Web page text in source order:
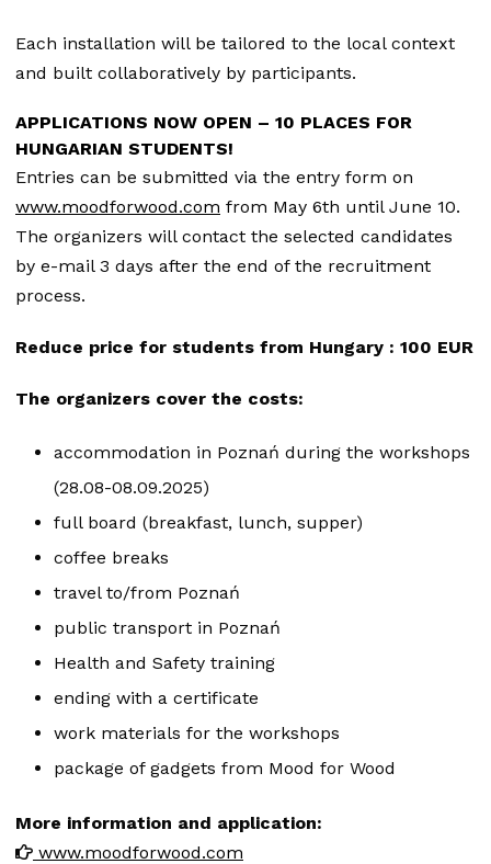
Each installation will be tailored to the local context
and built collaboratively by participants.
APPLICATIONS NOW OPEN – 10 PLACES FOR
HUNGARIAN STUDENTS!
Entries can be submitted via the entry form on
www.moodforwood.com from May 6th until June 10.
The organizers will contact the selected candidates
by e-mail 3 days after the end of the recruitment
process.
Reduce price for students from Hungary : 100 EUR
The organizers cover the costs:
accommodation in Poznań during the workshops
(28.08-08.09.2025)
full board (breakfast, lunch, supper)
coffee breaks
travel to/from Poznań
public transport in Poznań
Health and Safety training
ending with a certificate
work materials for the workshops
package of gadgets from Mood for Wood
More information and application:
www.moodforwood.com